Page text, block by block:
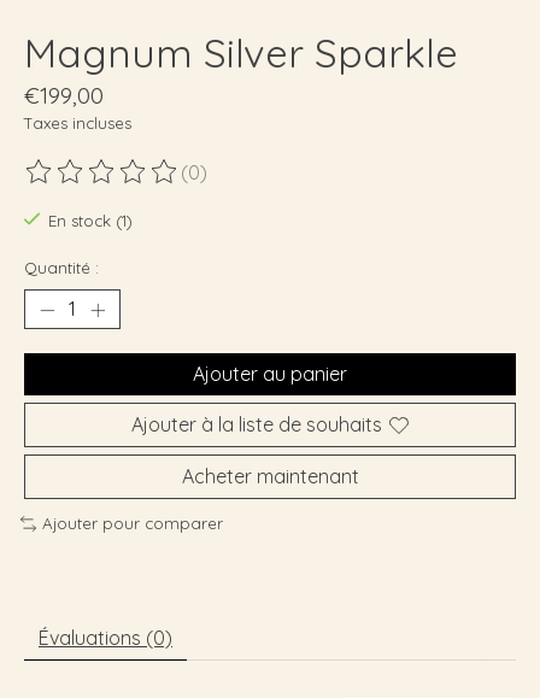
Magnum Silver Sparkle
€199,00
Taxes incluses
Ce produit est évalué à
(0)
En stock (1)
Quantité :
Ajouter au panier
Ajouter à la liste de souhaits
Acheter maintenant
Ajouter pour comparer
Évaluations (0)